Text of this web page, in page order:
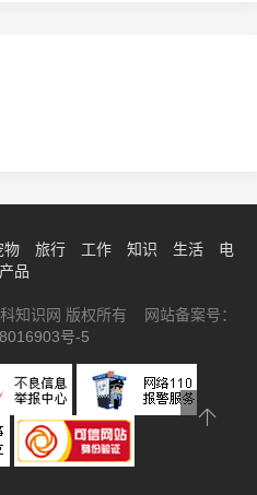
物 旅行 工作 知识 生活
电
品
知识网 版权所有 网站备案号：
号-5